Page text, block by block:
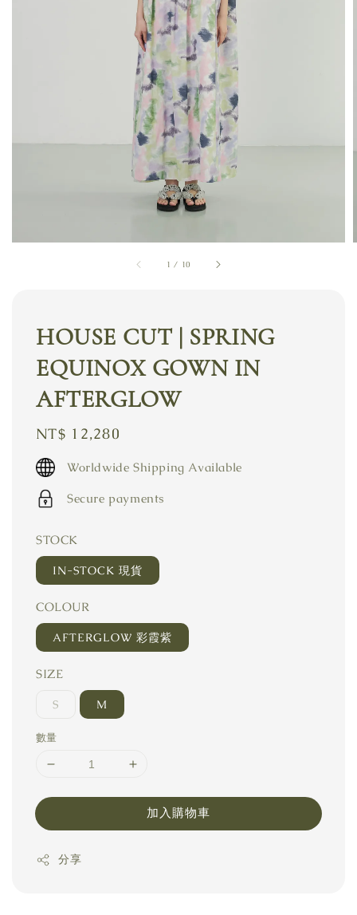
1 / 10
HOUSE CUT | SPRING
EQUINOX GOWN IN
AFTERGLOW
Regular
price
NT$ 12,280
Worldwide Shipping Available
Secure payments
STOCK
IN-STOCK 現貨
COLOUR
AFTERGLOW 彩霞紫
SIZE
S M
數量
加入購物車
分享